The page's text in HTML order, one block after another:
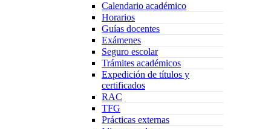
Calendario académico
Horarios
Guías docentes
Exámenes
Seguro escolar
Trámites académicos
Expedición de títulos y
certificados
RAC
TFG
Prácticas externas